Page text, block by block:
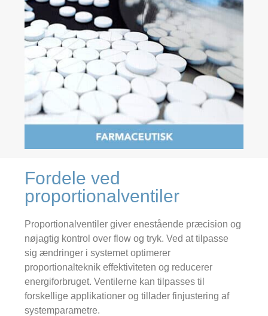
Fordele ved
proportionalventiler
Proportionalventiler giver enestående præcision og
nøjagtig kontrol over flow og tryk. Ved at tilpasse
sig ændringer i systemet optimerer
proportionalteknik effektiviteten og reducerer
energiforbruget. Ventilerne kan tilpasses til
forskellige applikationer og tillader finjustering af
systemparametre.